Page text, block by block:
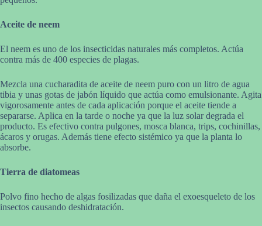
Aceite de neem
El neem es uno de los insecticidas naturales más completos. Actúa
contra más de 400 especies de plagas.
Mezcla una cucharadita de aceite de neem puro con un litro de agua
tibia y unas gotas de jabón líquido que actúa como emulsionante. Agita
vigorosamente antes de cada aplicación porque el aceite tiende a
separarse. Aplica en la tarde o noche ya que la luz solar degrada el
producto. Es efectivo contra pulgones, mosca blanca, trips, cochinillas,
ácaros y orugas. Además tiene efecto sistémico ya que la planta lo
absorbe.
Tierra de diatomeas
Polvo fino hecho de algas fosilizadas que daña el exoesqueleto de los
insectos causando deshidratación.